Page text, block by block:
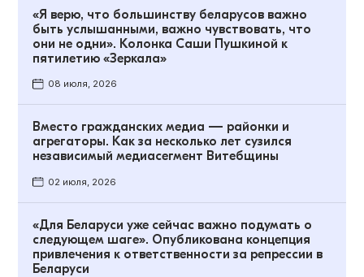
«Я верю, что большинству беларусов важно
быть услышанными, важно чувствовать, что
они не одни». Колонка Саши Пушкиной к
пятилетию «Зеркала»
08 июля, 2026
Вместо гражданских медиа — районки и
агрегаторы. Как за несколько лет сузился
независимый медиасегмент Витебщины
02 июля, 2026
«Для Беларуси уже сейчас важно подумать о
следующем шаге». Опубликована концепция
привлечения к ответственности за репрессии в
Беларуси